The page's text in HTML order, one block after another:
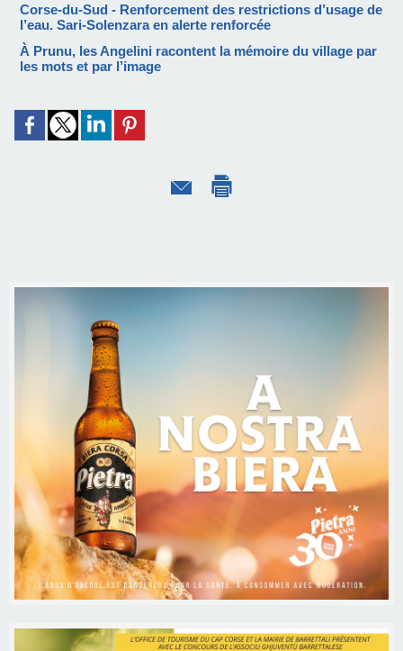
Corse-du-Sud - Renforcement des restrictions d’usage de
l’eau. Sari-Solenzara en alerte renforcée
À Prunu, les Angelini racontent la mémoire du village par
les mots et par l’image